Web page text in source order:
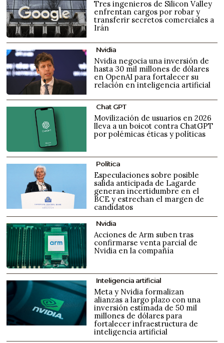
Tres ingenieros de Silicon Valley
enfrentan cargos por robar y
transferir secretos comerciales a
Irán
Nvidia
Nvidia negocia una inversión de
hasta 30 mil millones de dólares
en OpenAI para fortalecer su
relación en inteligencia artificial
Chat GPT
Movilización de usuarios en 2026
lleva a un boicot contra ChatGPT
por polémicas éticas y políticas
Política
Especulaciones sobre posible
salida anticipada de Lagarde
generan incertidumbre en el
BCE y estrechan el margen de
candidatos
Nvidia
Acciones de Arm suben tras
confirmarse venta parcial de
Nvidia en la compañía
Inteligencia artificial
Meta y Nvidia formalizan
alianzas a largo plazo con una
inversión estimada de 50 mil
millones de dólares para
fortalecer infraestructura de
inteligencia artificial